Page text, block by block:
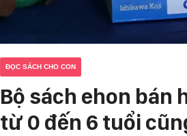
ĐỌC SÁCH CHO CON
Bộ sách ehon bán
từ 0 đến 6 tuổi